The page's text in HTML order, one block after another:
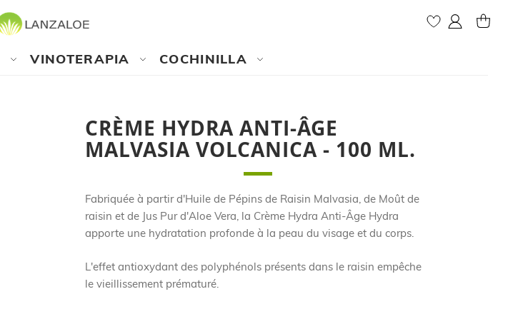
Mon compte
MY
VINOTERAPIA COCHINILLA
CRÈME HYDRA ANTI-ÂGE
MALVASIA VOLCANICA - 100 ML.
Fabriquée à partir d'Huile de Pépins de Raisin Malvasia, de Moût de
raisin et de Jus Pur d'Aloe Vera, la Crème Hydra Anti-Âge Hydra
apporte une hydratation profonde à la peau du visage et du corps.
L'effet antioxydant des polyphénols présents dans le raisin empêche
le vieillissement prématuré.